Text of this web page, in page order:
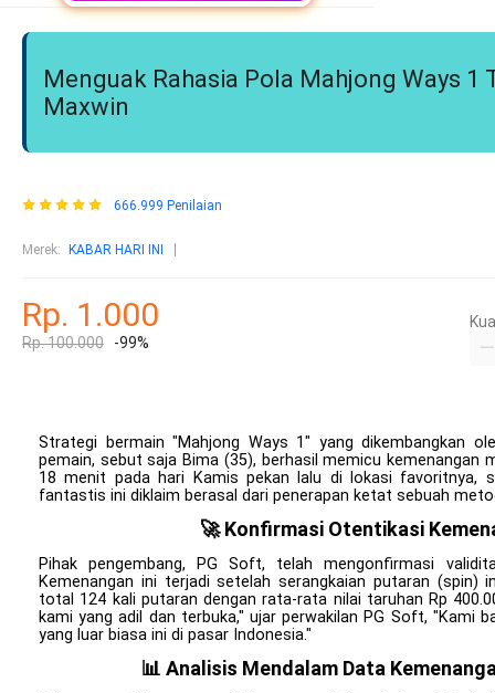
Menguak Rahasia Pola Mahjong Ways
Maxwin
666.999 Penilaian
Merek: KABAR HARI INI
Rp. 1.000
Rp. 100.000 -99%
Strategi bermain "Mahjong Ways 1" yang dikembangkan
pemain, sebut saja Bima (35), berhasil memicu kemenangan
18 menit pada hari Kamis pekan lalu di lokasi favoritnya,
fantastis ini diklaim berasal dari penerapan ketat sebuah
🚀 Konfirmasi Otentikasi
Pihak pengembang, PG Soft, telah mengonfirmasi
Kemenangan ini terjadi setelah serangkaian putaran
total 124 kali putaran dengan rata-rata nilai taruhan Rp
kami yang adil dan terbuka," ujar perwakilan PG Soft, "Kami
yang luar biasa ini di pasar Indonesia."
📊 Analisis Mendalam Data